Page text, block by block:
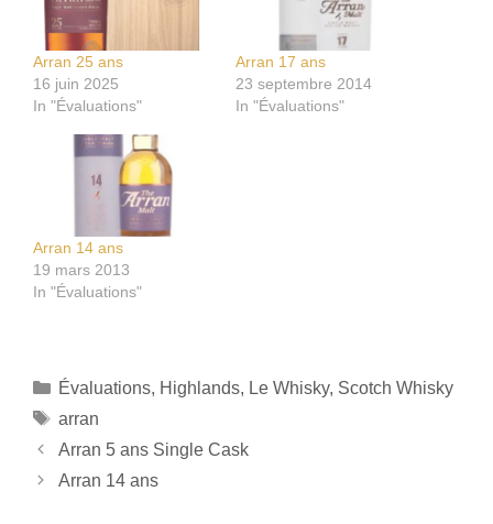
Arran 25 ans
16 juin 2025
In "Évaluations"
Arran 17 ans
23 septembre 2014
In "Évaluations"
Arran 14 ans
19 mars 2013
In "Évaluations"
Catégories
Évaluations, Highlands, Le Whisky, Scotch Whisky
Étiquettes
arran
Arran 5 ans Single Cask
Arran 14 ans